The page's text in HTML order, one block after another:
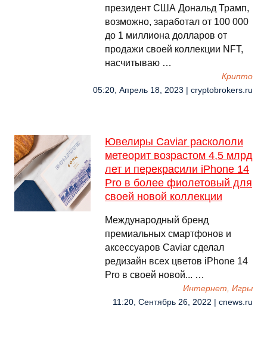
президент США Дональд Трамп,
возможно, заработал от 100 000
до 1 миллиона долларов от
продажи своей коллекции NFT,
насчитываю …
Крипто
05:20, Апрель 18, 2023 | cryptobrokers.ru
Ювелиры Caviar раскололи
метеорит возрастом 4,5 млрд
лет и перекрасили iPhone 14
Pro в более фиолетовый для
своей новой коллекции
Международный бренд
премиальных смартфонов и
аксессуаров Caviar сделал
редизайн всех цветов iPhone 14
Pro в своей новой... …
Интернет, Игры
11:20, Сентябрь 26, 2022 | cnews.ru